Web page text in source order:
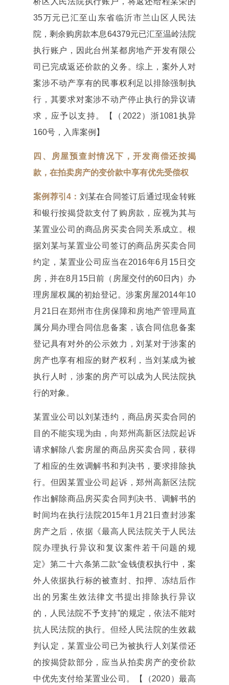
35万元已汇至山东省临沂市兰山区人民法
院，剩余购房款本息64379元已汇至温岭法院
执行账户，因此台州某都房地产开发有限公
司已完成返还价款的义务。综上，案外人对
案涉不动产享有的民事权利足以排除强制执
行，其要求对案涉不动产停止执行的异议请
求，应予以支持。【（2022）浙1081执异
160号，入库案例】
四、房屋预查封情况下，开发商偿还按揭
款， 在拍卖房产的变价款中享有优先受偿权
案例荐引4： 刘某在合同签订后通过现金转账
和银行按揭贷款支付了购房款，应视为其与
某置业公司的商品房买卖合同关系成立。根
据刘某与某置业公司签订的商品房买卖合同
约定，某置业公司应当在2016年6月15日交
房，并在8月15日前（房屋交付的60日内）办
理房屋权属的初始登记。涉案房屋2014年10
月21日在郑州市住房保障和房地产管理局直
属分局办理合同信息备案，该合同信息备案
登记具有对外的公示效力，刘某对于涉案的
房产也享有相应的财产权利，当刘某成为被
执行人时，涉案的房产可以成为人民法院执
行的对象。
某置业公司以刘某违约，商品房买卖合同的
目的不能实现为由，向郑州高新区法院起诉
请求解除八套房屋的商品房买卖合同，获得
了相应的生效调解书和判决书，要求排除执
行。但因某置业公司起诉，郑州高新区法院
作出解除商品房买卖合同判决书、调解书的
时间均在执行法院2015年1月21日查封涉案
房产之后，依据《最高人民法院关于人民法
院办理执行异议和复议案件若干问题的规
定》第二十六条第二款“金钱债权执行中，案
外人依据执行标的被查封、扣押、冻结后作
出的另案生效法律文书提出排除执行异议
的，人民法院不予支持”的规定，依法不能对
抗人民法院的执行。但经人民法院的生效裁
判认定，某置业公司已为被执行人刘某偿还
的按揭贷款部分，应当从拍卖房产的变价款
中优先支付给某置业公司。【（2020）最高